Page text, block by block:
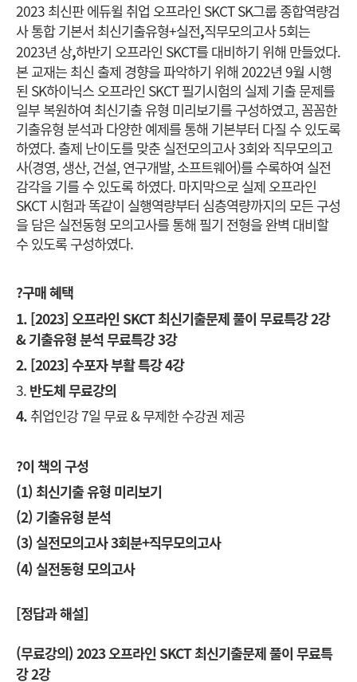
2023 최신판 에듀윌 취업 오프라인 SKCT SK그룹 종합역량검
사 통합 기본서 최신기출유형+실전,직무모의고사 5회는
2023년 상,하반기 오프라인 SKCT를 대비하기 위해 만들었다.
본 교재는 최신 출제 경향을 파악하기 위해 2022년 9월 시행
된 SK하이닉스 오프라인 SKCT 필기시험의 실제 기출 문제를
일부 복원하여 최신기출 유형 미리보기를 구성하였고, 꼼꼼한
기출유형 분석과 다양한 예제를 통해 기본부터 다질 수 있도록
하였다. 출제 난이도를 맞춘 실전모의고사 3회와 직무모의고
사(경영, 생산, 건설, 연구개발, 소프트웨어)를 수록하여 실전
감각을 기를 수 있도록 하였다. 마지막으로 실제 오프라인
SKCT 시험과 똑같이 실행역량부터 심층역량까지의 모든 구성
을 담은 실전동형 모의고사를 통해 필기 전형을 완벽 대비할
수 있도록 구성하였다.
?구매 혜택
1. [2023]오프라인 SKCT 최신기출문제 풀이 무료특강 2강
& 기출유형 분석 무료특강 3강
2.[2023]수포자 부활 특강 4강
3.반도체 무료강의
4.취업인강 7일 무료 & 무제한 수강권 제공
?이 책의 구성
(1) 최신기출 유형 미리보기
(2) 기출유형 분석
(3) 실전모의고사 3회분+직무모의고사
(4) 실전동형 모의고사
[정답과 해설]
(무료강의) 2023 오프라인 SKCT 최신기출문제 풀이 무료특
강 2강